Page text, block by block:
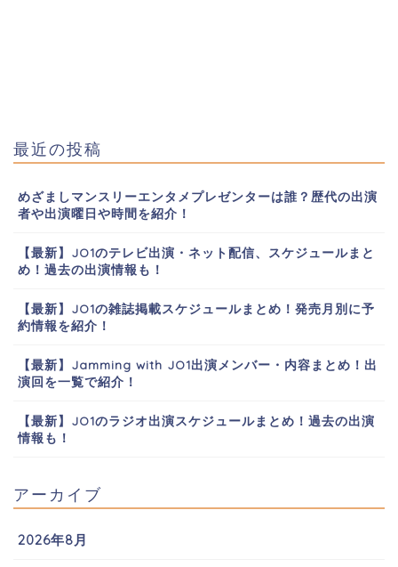
最近の投稿
めざましマンスリーエンタメプレゼンターは誰？歴代の出演
者や出演曜日や時間を紹介！
【最新】JO1のテレビ出演・ネット配信、スケジュールまと
め！過去の出演情報も！
【最新】JO1の雑誌掲載スケジュールまとめ！発売月別に予
約情報を紹介！
【最新】Jamming with JO1出演メンバー・内容まとめ！出
演回を一覧で紹介！
【最新】JO1のラジオ出演スケジュールまとめ！過去の出演
情報も！
アーカイブ
2026年8月